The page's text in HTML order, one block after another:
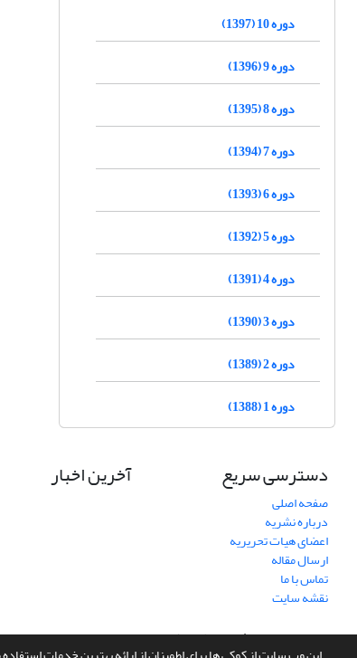
دوره 10 (1397)
دوره 9 (1396)
دوره 8 (1395)
دوره 7 (1394)
دوره 6 (1393)
دوره 5 (1392)
دوره 4 (1391)
دوره 3 (1390)
دوره 2 (1389)
دوره 1 (1388)
دسترسی سریع
صفحه اصلی
درباره نشریه
اعضای هیات تحریریه
ارسال مقاله
تماس با ما
نقشه سایت
آخرین اخبار
سامانه مدیریت نشریات علمی.طراحی و پیاده سازی ازسیناوب